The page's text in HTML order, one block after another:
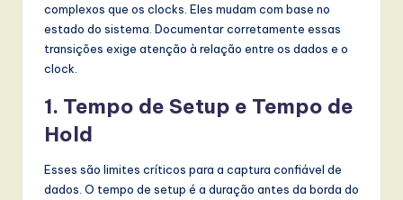
complexos que os clocks. Eles mudam com base no
estado do sistema. Documentar corretamente essas
transições exige atenção à relação entre os dados e o
clock.
1. Tempo de Setup e Tempo de
Hold
Esses são limites críticos para a captura confiável de
dados. O tempo de setup é a duração antes da borda do